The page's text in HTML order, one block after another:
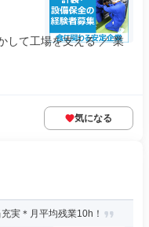
して工場を支える ／ 業
気になる
実＊月平均残業10h！